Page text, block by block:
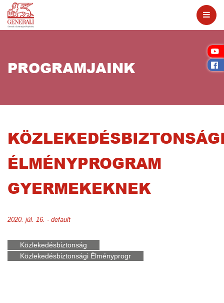
PROGRAMJAINK
ÉLMÉNYPROGRAM
GYERMEKEKNEK
2020. júl. 16. - default
Közlekedésbiztonság
Közlekedésbiztonsági Élményprogr